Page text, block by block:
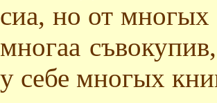
сиа, но от многых
многаа
у себе многых